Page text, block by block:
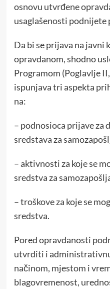
osnovu utvrđene
usaglašenosti podnijete
Da bi se prijava na javni
opravdanom, shodno
Programom (Poglavlje
ispunjava tri aspekta
na:
– podnosioca prijave za
sredstava za
– aktivnosti za koje se
sredstva za
– troškove za koje se
sredstva.
Pored opravdanosti
utvrditi i
načinom, mjestom i
blagovremenost,